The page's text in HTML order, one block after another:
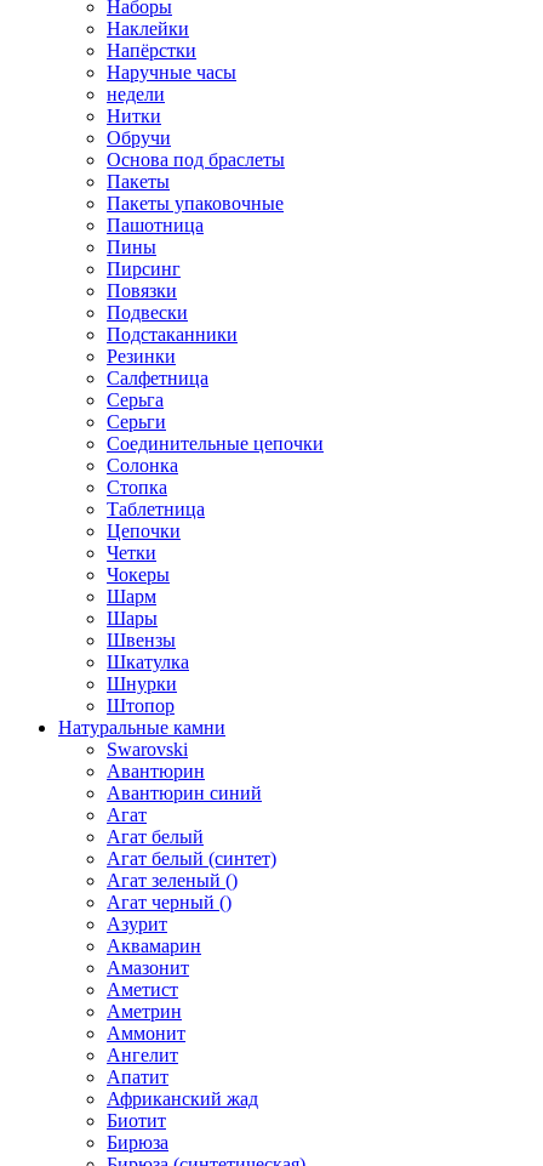
Наборы
Наклейки
Напёрстки
Наручные часы
недели
Нитки
Обручи
Основа под браслеты
Пакеты
Пакеты упаковочные
Пашотница
Пины
Пирсинг
Повязки
Подвески
Подстаканники
Резинки
Салфетница
Серьга
Серьги
Соединительные цепочки
Солонка
Стопка
Таблетница
Цепочки
Четки
Чокеры
Шарм
Шары
Швензы
Шкатулка
Шнурки
Штопор
Натуральные камни
Swarovski
Авантюрин
Авантюрин синий
Агат
Агат белый
Агат белый (синтет)
Агат зеленый ()
Агат черный ()
Азурит
Аквамарин
Амазонит
Аметист
Аметрин
Аммонит
Ангелит
Апатит
Африканский жад
Биотит
Бирюза